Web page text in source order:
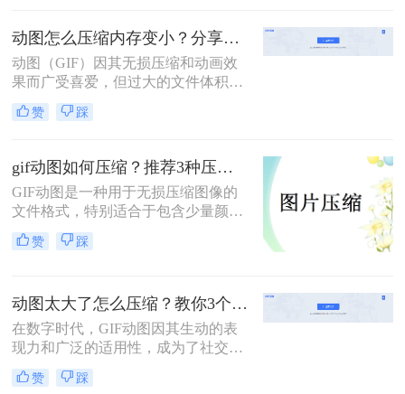
仅影响了加载速度，还可能导致上传
失败。因此，学会gif大小怎么压缩，
同时保持良好的视觉效果，显得尤为
重要。本文将详细介绍两种高效的
GIF压缩方法，帮助您轻松应对这一
挑战。
动图怎么压缩内存变小？分享二个简单有效的操作方法！
动图（GIF）因其无损压缩和动画效
果而广受喜爱，但过大的文件体积可
能会占用过多存储空间，影响网页加
载速度。那么动图怎么压缩内存变小
方法。
赞 踩
gif动图如何压缩？推荐3种压缩方法
GIF动图是一种用于无损压缩图像的
文件格式，特别适合于包含少量颜色
且需要动画效果的图像。然而，过大
的GIF文件会占用更多的存储空间，
缩呢？本文将介绍三种GIF动图压缩
的方法。
赞 踩
动图太大了怎么压缩？教你3个压缩方法！
在数字时代，GIF动图因其生动的表
现力和广泛的适用性，成为了社交媒
体、网页设计、即时通讯等多个领域
的宠儿。然而，随着图像质量的提升
赞 踩